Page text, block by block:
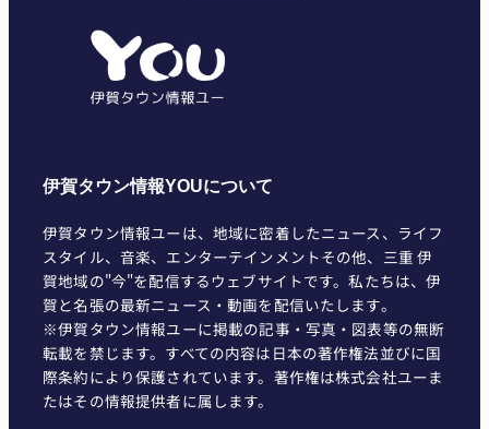
伊賀タウン情報YOUについて
伊賀タウン情報ユーは、地域に密着したニュース、ライフ
スタイル、音楽、エンターテインメントその他、三重 伊
賀地域の"今"を配信するウェブサイトです。私たちは、伊
賀と名張の最新ニュース・動画を配信いたします。
※伊賀タウン情報ユーに掲載の記事・写真・図表等の無断
転載を禁じます。すべての内容は日本の著作権法並びに国
際条約により保護されています。著作権は株式会社ユーま
たはその情報提供者に属します。